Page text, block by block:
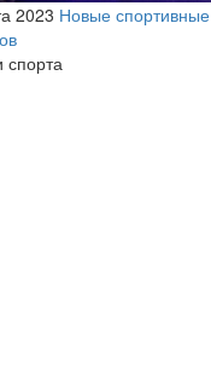
2023 Новые
спорта